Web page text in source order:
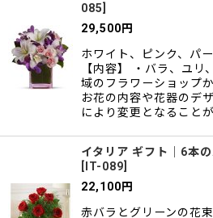
085
29,500円
ホワイト、ピンク、パ
【内容】 ・バラ、ユリ
域のフラワーショップ
お花の内容や花器のデ
により変更となることが
イタリア ギフト｜6本
IT-089
22,100円
赤バラとグリーンの花